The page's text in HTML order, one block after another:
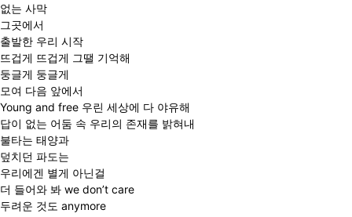
없는 사막
그곳에서
출발한 우리 시작
뜨겁게 뜨겁게 그땔 기억해
둥글게 둥글게
모여 다음 앞에서
Young and free 우린 세상에 다 야유해
답이 없는 어둠 속 우리의 존재를 밝혀내
불타는 태양과
덮치던 파도는
우리에겐 별게 아닌걸
더 들어와 봐 we don’t care
두려운 것도 anymore